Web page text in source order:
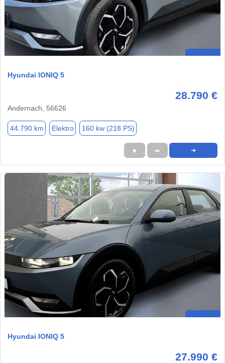
Hyundai IONIQ 5
28.790 €
Andernach, 56626
44.790 km Elektro 160 kw (218 PS)
★ ➦ ➜
Hyundai IONIQ 5
27.990 €